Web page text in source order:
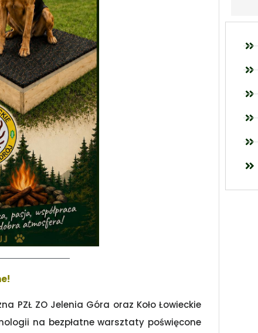
PZŁ ZO Jelenia Góra oraz Koło Łowieckie
na bezpłatne warsztaty poświęcone